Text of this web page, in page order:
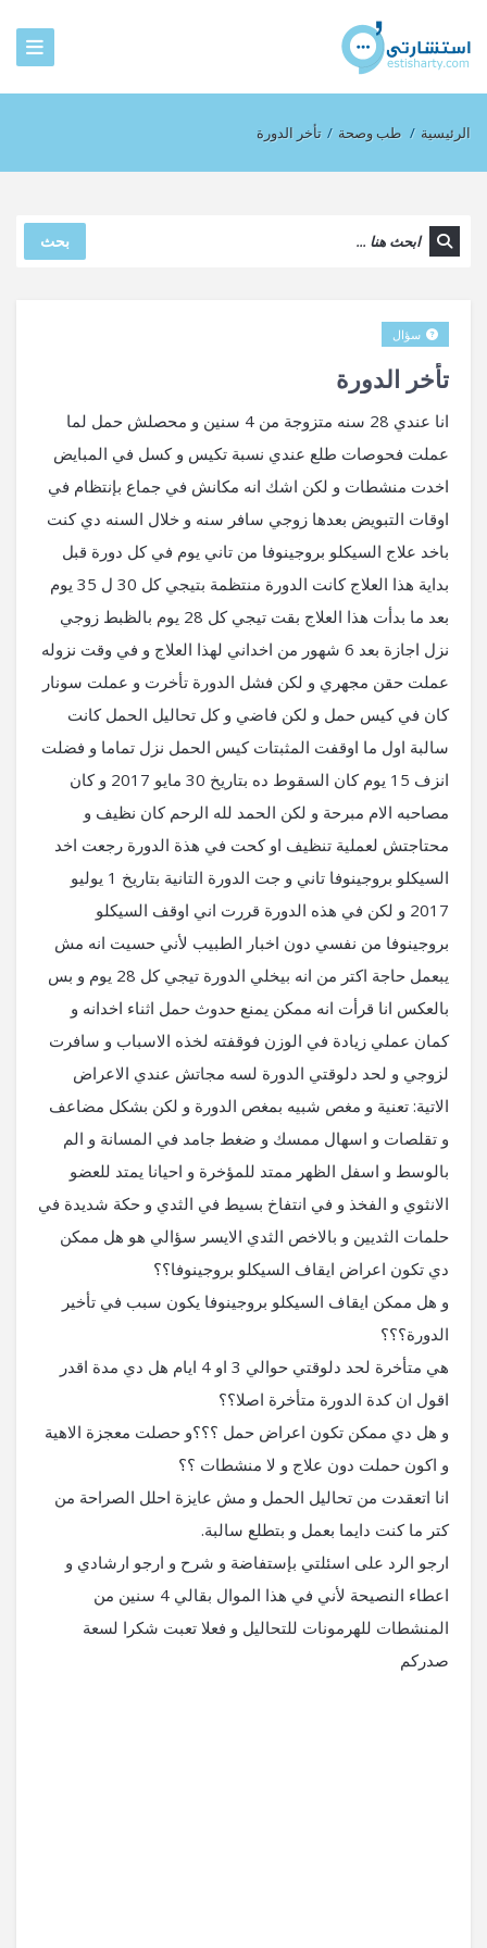
الرئيسية / طب وصحة / تأخر الدورة
بحث
تأخر الدورة
سؤال
انا عندي 28 سنه متزوجة من 4 سنين و محصلش حمل لما
عملت فحوصات طلع عندي نسبة تكيس و كسل في المبايض
اخدت منشطات و لكن اشك انه مكانش في جماع بإنتظام في
اوقات التبويض بعدها زوجي سافر سنه و خلال السنه دي كنت
باخد علاج السيكلو بروجينوفا من تاني يوم في كل دورة قبل
بداية هذا العلاج كانت الدورة منتظمة بتيجي كل 30 ل 35 يوم
بعد ما بدأت هذا العلاج بقت تيجي كل 28 يوم بالظبط زوجي
نزل اجازة بعد 6 شهور من اخداني لهذا العلاج و في وقت نزوله
عملت حقن مجهري و لكن فشل الدورة تأخرت و عملت سونار
كان في كيس حمل و لكن فاضي و كل تحاليل الحمل كانت
سالبة اول ما اوقفت المثبتات كيس الحمل نزل تماما و فضلت
انزف 15 يوم كان السقوط ده بتاريخ 30 مايو 2017 و كان
مصاحبه الام مبرحة و لكن الحمد لله الرحم كان نظيف و
محتاجتش لعملية تنظيف او كحت في هذة الدورة رجعت اخد
السيكلو بروجينوفا تاني و جت الدورة التانية بتاريخ 1 يوليو
2017 و لكن في هذه الدورة قررت اني اوقف السيكلو
بروجينوفا من نفسي دون اخبار الطبيب لأني حسيت انه مش
يبعمل حاجة اكتر من انه بيخلي الدورة تيجي كل 28 يوم و بس
بالعكس انا قرأت انه ممكن يمنع حدوث حمل اثناء اخدانه و
كمان عملي زيادة في الوزن فوقفته لخذه الاسباب و سافرت
لزوجي و لحد دلوقتي الدورة لسه مجاتش عندي الاعراض
الاتية: تعنية و مغص شبيه بمغص الدورة و لكن بشكل مضاعف
و تقلصات و اسهال ممسك و ضغط جامد في المسانة و الم
بالوسط و اسفل الظهر ممتد للمؤخرة و احيانا يمتد للعضو
الانثوي و الفخذ و في انتفاخ بسيط في الثدي و حكة شديدة في
حلمات الثديين و بالاخص الثدي الايسر سؤالي هو هل ممكن
دي تكون اعراض ايقاف السيكلو بروجينوفا؟؟
و هل ممكن ايقاف السيكلو بروجينوفا يكون سبب في تأخير
الدورة؟؟؟
هي متأخرة لحد دلوقتي حوالي 3 او 4 ايام هل دي مدة اقدر
اقول ان كدة الدورة متأخرة اصلا؟؟
و هل دي ممكن تكون اعراض حمل ؟؟؟و حصلت معجزة الاهية
و اكون حملت دون علاج و لا منشطات ؟؟
انا اتعقدت من تحاليل الحمل و مش عايزة احلل الصراحة من
كتر ما كنت دايما بعمل و بتطلع سالبة.
ارجو الرد على اسئلتي بإستفاضة و شرح و ارجو ارشادي و
اعطاء النصيحة لأني في هذا الموال بقالي 4 سنين من
المنشطات للهرمونات للتحاليل و فعلا تعبت شكرا لسعة
صدركم